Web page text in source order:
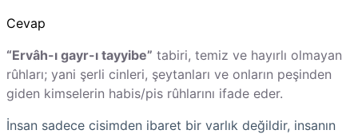
Cevap
“Ervâh-ı gayr-ı tayyibe” tabiri, temiz ve hayırlı olmayan
rûhları; yani şerli cinleri, şeytanları ve onların peşinden
giden kimselerin habis/pis rûhlarını ifade eder.
İnsan sadece cisimden ibaret bir varlık değildir, insanın